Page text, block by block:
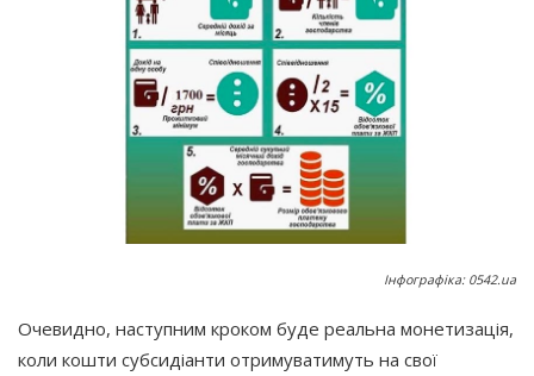
Інфографіка: 0542.ua
Очевидно, наступним кроком буде реальна монетизація,
коли кошти субсидіанти отримуватимуть на свої